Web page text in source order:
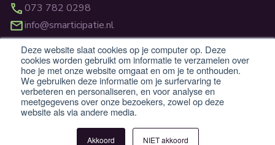
Deze website slaat cookies op je computer op. Deze
cookies worden gebruikt om informatie te verzamelen over
hoe je met onze website omgaat en om je te onthouden.
We gebruiken deze informatie om je surfervaring te
verbeteren en personaliseren, en voor analyse en
meetgegevens over onze bezoekers, zowel op deze
website als via andere media.
Akkoord NIET akkoord
073 782 0298
info@smarticipatie.nl
BTW: NL862824059B01
KvK: 83310231
© 2026 Smarticipatie B.V.
Algemene voorwaarden